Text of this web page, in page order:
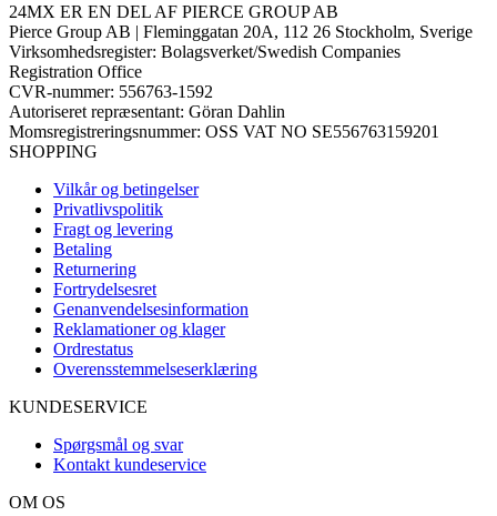
24MX ER EN DEL AF PIERCE GROUP AB
Pierce Group AB | Fleminggatan 20A, 112 26 Stockholm, Sverige
Virksomhedsregister: Bolagsverket/Swedish Companies
Registration Office
CVR-nummer: 556763-1592
Autoriseret repræsentant: Göran Dahlin
Momsregistreringsnummer: OSS VAT NO SE556763159201
SHOPPING
Vilkår og betingelser
Privatlivspolitik
Fragt og levering
Betaling
Returnering
Fortrydelsesret
Genanvendelsesinformation
Reklamationer og klager
Ordrestatus
Overensstemmelseserklæring
KUNDESERVICE
Spørgsmål og svar
Kontakt kundeservice
OM OS